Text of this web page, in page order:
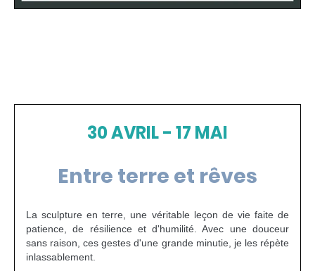
30 AVRIL - 17 MAI
Entre terre et rêves
La sculpture en terre, une véritable leçon de vie faite de
patience, de résilience et d'humilité. Avec une douceur
sans raison, ces gestes d'une grande minutie, je les répète
inlassablement.